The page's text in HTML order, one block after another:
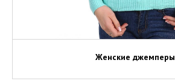
Женские джемперы